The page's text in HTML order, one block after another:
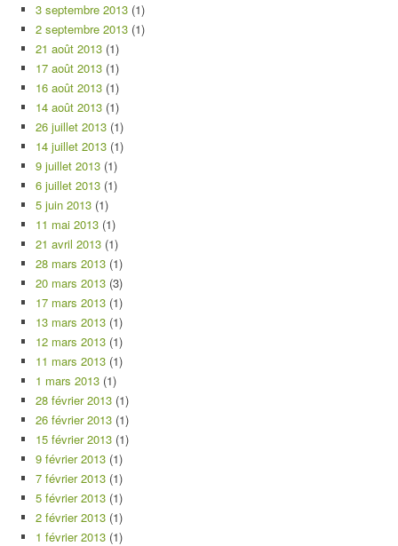
3 septembre 2013 (1)
2 septembre 2013 (1)
21 août 2013 (1)
17 août 2013 (1)
16 août 2013 (1)
14 août 2013 (1)
26 juillet 2013 (1)
14 juillet 2013 (1)
9 juillet 2013 (1)
6 juillet 2013 (1)
5 juin 2013 (1)
11 mai 2013 (1)
21 avril 2013 (1)
28 mars 2013 (1)
20 mars 2013 (3)
17 mars 2013 (1)
13 mars 2013 (1)
12 mars 2013 (1)
11 mars 2013 (1)
1 mars 2013 (1)
28 février 2013 (1)
26 février 2013 (1)
15 février 2013 (1)
9 février 2013 (1)
7 février 2013 (1)
5 février 2013 (1)
2 février 2013 (1)
1 février 2013 (1)